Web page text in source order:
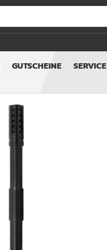
GUTSCHEINE SERVICE